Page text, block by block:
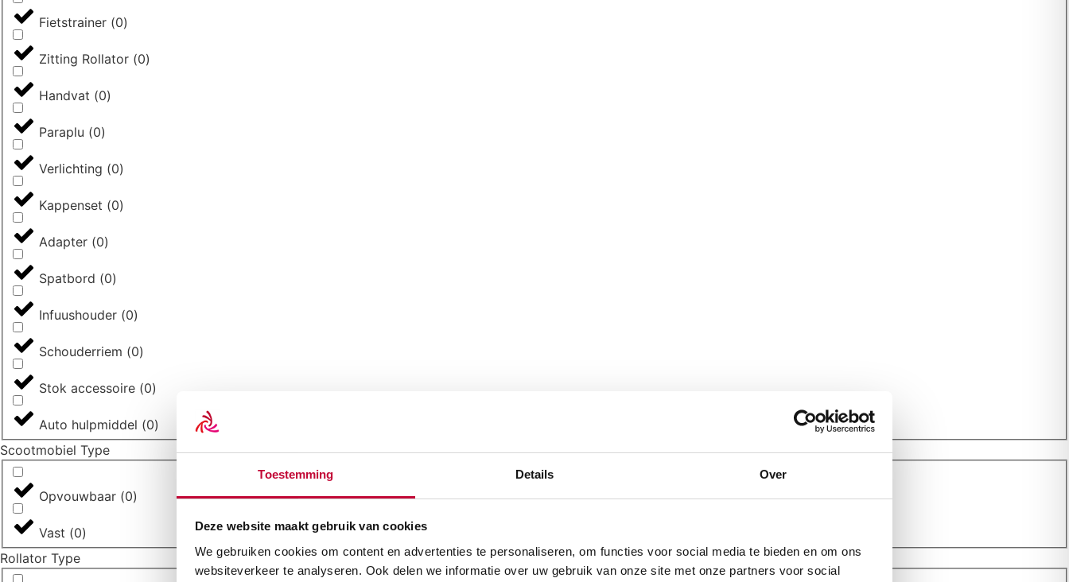
Toestemming Details Over
Deze website maakt gebruik van cookies
We gebruiken cookies om content en advertenties te personaliseren, om functies voor social media te bieden en om ons
websiteverkeer te analyseren. Ook delen we informatie over uw gebruik van onze site met onze partners voor social
Fietstrainer (0)
Zitting Rollator (0)
Handvat (0)
Paraplu (0)
Verlichting (0)
Kappenset (0)
Adapter (0)
Spatbord (0)
Infuushouder (0)
Schouderriem (0)
Stok accessoire (0)
Auto hulpmiddel (0)
Scootmobiel Type
Opvouwbaar (0)
Vast (0)
Rollator Type